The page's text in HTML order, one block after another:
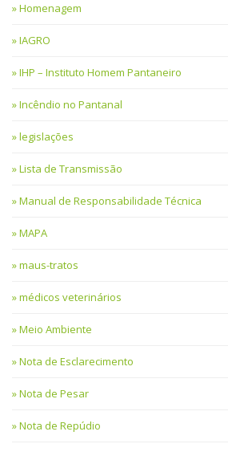
Homenagem
IAGRO
IHP – Instituto Homem Pantaneiro
Incêndio no Pantanal
legislações
Lista de Transmissão
Manual de Responsabilidade Técnica
MAPA
maus-tratos
médicos veterinários
Meio Ambiente
Nota de Esclarecimento
Nota de Pesar
Nota de Repúdio